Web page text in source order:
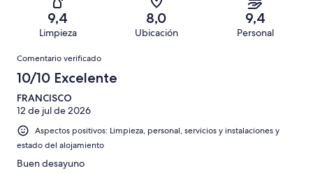
puntuación
puntuación
puntuación
Normal
una
puntuación
Mediocre
1004
una
puntuación
de
9,4
Limpieza
8,0
Ubicación
9,4
Personal
Comentarios
Comentario verificado
10/10 Excelente
FRANCISCO
12 de jul de 2026
Aspectos positivos: Limpieza, personal, servicios y instalaciones y
estado del alojamiento
Buen desayuno